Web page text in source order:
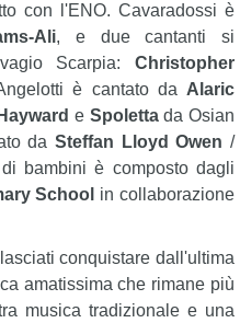
con l'ENO. Cavaradossi è
Ali, e due cantanti si
Scarpia: Christopher
è cantato da Alaric
e Spolettada Osian
da Steffan Lloyd Owen /
bambini è composto dagli
School in collaborazione
conquistare dall'ultima
amatissima che rimane più
musica tradizionale e una